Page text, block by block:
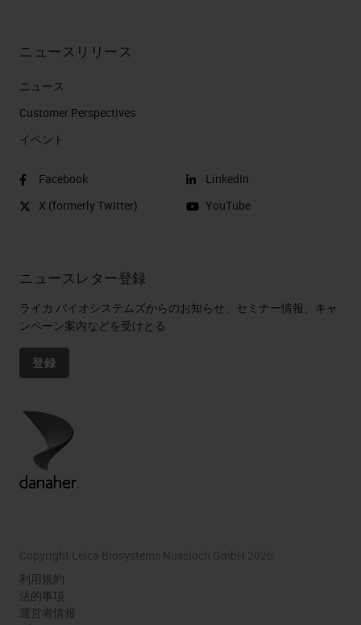
ニュースリリース
ニュース
Customer Perspectives​
イベント
Facebook
X (formerly Twitter)
LinkedIn
YouTube
ニュースレター登録
ライカ バイオシステムズからのお知らせ、セミナー情報、キャ
ンペーン案内などを受けとる
登録
Copyright Leica Biosystems Nussloch GmbH 2026
利用規約
法的事項
運営者情報